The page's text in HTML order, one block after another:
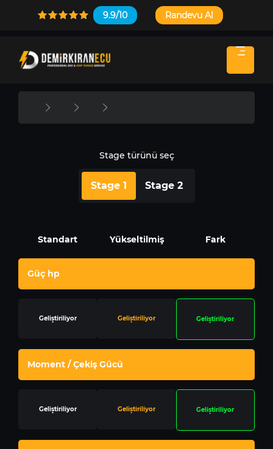
9.9/10 Randevu Al
Stage türünü seç
Stage 1 Stage 2
Standart Yükseltilmiş Fark
Güç hp
Geliştiriliyor Geliştiriliyor Geliştiriliyor
Moment / Çekiş Gücü
Geliştiriliyor Geliştiriliyor Geliştiriliyor